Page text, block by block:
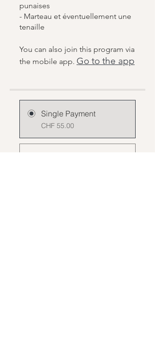
punaises
- Marteau et éventuellement une
tenaille
You can also join this program via
the mobile app. Go to the app
Single Payment
CHF 55.00